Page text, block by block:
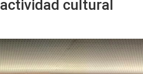
cultural